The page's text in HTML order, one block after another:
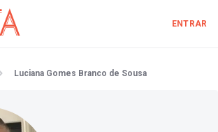
ENTRAR
Luciana Gomes Branco de Sousa